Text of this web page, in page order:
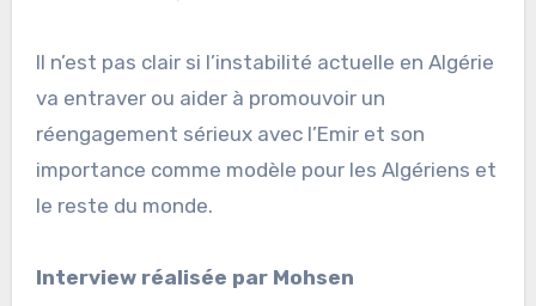
Il n’est pas clair si l’instabilité actuelle en Algérie
va entraver ou aider à promouvoir un
réengagement sérieux avec l’Emir et son
importance comme modèle pour les Algériens et
le reste du monde.
Interview réalisée par Mohsen